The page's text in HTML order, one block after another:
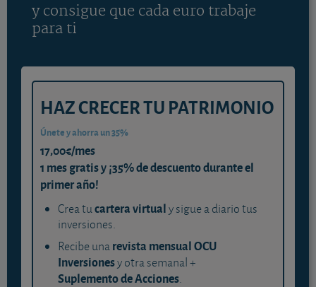
y consigue que cada euro trabaje
para ti
HAZ CRECER TU PATRIMONIO
Únete y ahorra un 35%
17,00€/mes
1 mes gratis y ¡35% de descuento durante el
primer año!
Crea tucartera virtualy sigue a diario tus
inversiones.
Recibe unarevista mensual OCU
Inversionesy otra semanal +
Suplemento de Acciones.